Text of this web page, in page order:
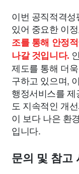
이번 공직적격
있어 중요한 이
조를 통해 안정
나갈 것입니다.
제도를 통해 더
구하고 있으며,
행정서비스를
도 지속적인 개
이 보다 나은 환
입니다.
문의 및 참고